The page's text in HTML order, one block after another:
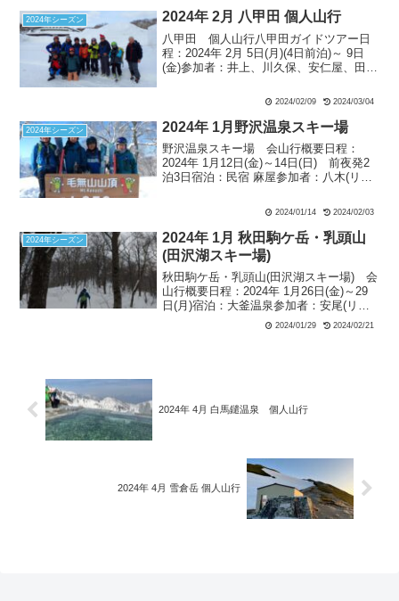
2024年シーズン 2024年 2月 八甲田 個人山行
八甲田 個人山行八甲田ガイドツアー日
程：2024年 2月 5日(月)(4日前泊)～ 9日
(金)参加者：井上、川久保、安仁屋、田
角田(5日)、小野田、浜崎 （太字：ランド
ネ会員、元会員 年齢順）宿泊：酸ヶ湯...
2024/02/09 2024/03/04
2024年シーズン 2024年 1月野沢温泉スキー場
野沢温泉スキー場 会山行概要日程：
2024年 1月12日(金)～14日(日) 前夜発2
泊3日宿泊：民宿 麻屋参加者：八木(リー
月明けの野沢温泉スキー場で、温泉付き
民宿をベースに、ゲレンデ滑降練習を...
2024/01/14 2024/02/03
2024年シーズン
2024年 1月 秋田駒ケ岳・乳頭山
(田沢湖スキー場)
秋田駒ケ岳・乳頭山(田沢湖スキー場) 会
山行概要日程：2024年 1月26日(金)～29
日(月)宿泊：大釜温泉参加者：安尾(リー
ダー、後半記録)、常本(サブリーダー、前
2024/01/29 2024/02/21
2024年 4月 白馬鑓温泉 個人山行
2024年 4月 雪倉岳 個人山行